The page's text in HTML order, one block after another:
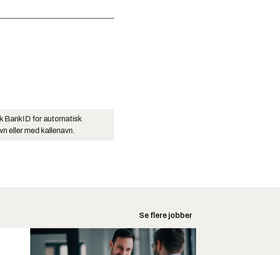
BankID for automatisk
eller med kallenavn.
Se flere jobber